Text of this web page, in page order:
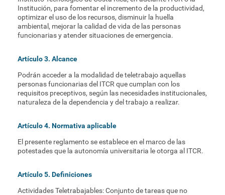
Institución, para fomentar el incremento de la productividad,
optimizar el uso de los recursos, disminuir la huella
ambiental, mejorar la calidad de vida de las personas
funcionarias y atender situaciones de emergencia.
Artículo 3. Alcance
Podrán acceder a la modalidad de teletrabajo aquellas
personas funcionarias del ITCR que cumplan con los
requisitos preceptivos, según las necesidades institucionales,
naturaleza de la dependencia y del trabajo a realizar.
Artículo 4. Normativa aplicable
El presente reglamento se establece en el marco de las
potestades que la autonomía universitaria le otorga al ITCR.
Artículo 5. Definiciones
Actividades Teletrabajables: Conjunto de tareas que no